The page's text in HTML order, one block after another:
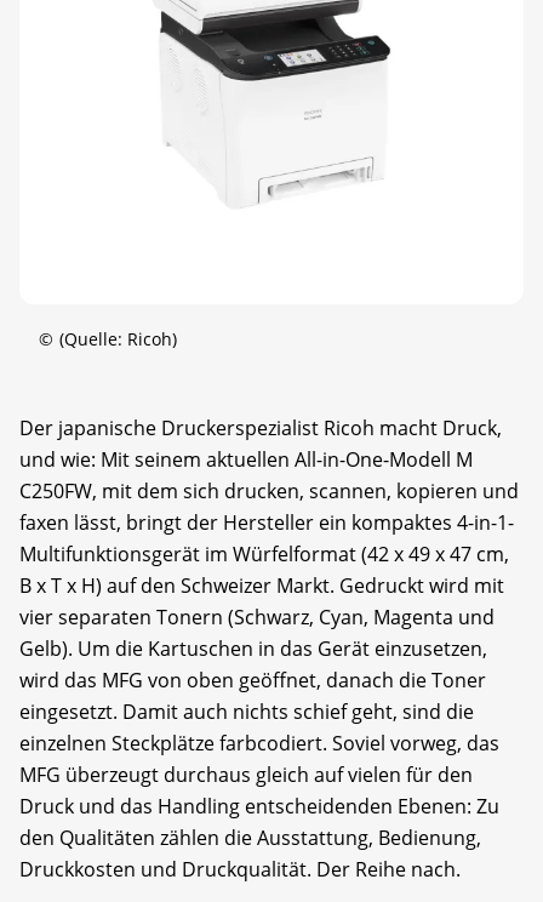
© (Quelle: Ricoh)
Der japanische Druckerspezialist Ricoh macht Druck,
und wie: Mit seinem aktuellen All-in-One-Modell M
C250FW, mit dem sich drucken, scannen, kopieren und
faxen lässt, bringt der Hersteller ein kompaktes 4-in-1-
Multifunktionsgerät im Würfelformat (42 x 49 x 47 cm,
B x T x H) auf den Schweizer Markt. Gedruckt wird mit
vier separaten Tonern (Schwarz, Cyan, Magenta und
Gelb). Um die Kartuschen in das Gerät einzusetzen,
wird das MFG von oben geöffnet, danach die Toner
eingesetzt. Damit auch nichts schief geht, sind die
einzelnen Steckplätze farbcodiert. Soviel vorweg, das
MFG überzeugt durchaus gleich auf vielen für den
Druck und das Handling entscheidenden Ebenen: Zu
den Qualitäten zählen die Ausstattung, Bedienung,
Druckkosten und Druckqualität. Der Reihe nach.